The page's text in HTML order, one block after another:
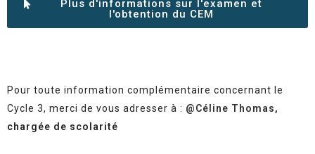
Plus d'informations sur l'examen et
l'obtention du CEM
Pour toute information complémentaire concernant le
Cycle 3, merci de vous adresser à : @Céline Thomas,
chargée de scolarité